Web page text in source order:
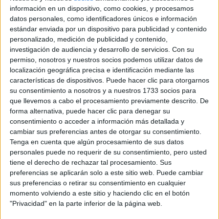
información en un dispositivo, como cookies, y procesamos
datos personales, como identificadores únicos e información
estándar enviada por un dispositivo para publicidad y contenido
personalizado, medición de publicidad y contenido,
investigación de audiencia y desarrollo de servicios. Con su
permiso, nosotros y nuestros socios podemos utilizar datos de
localización geográfica precisa e identificación mediante las
características de dispositivos. Puede hacer clic para otorgarnos
su consentimiento a nosotros y a nuestros 1733 socios para
que llevemos a cabo el procesamiento previamente descrito. De
forma alternativa, puede hacer clic para denegar su
consentimiento o acceder a información más detallada y
cambiar sus preferencias antes de otorgar su consentimiento.
Tenga en cuenta que algún procesamiento de sus datos
personales puede no requerir de su consentimiento, pero usted
tiene el derecho de rechazar tal procesamiento. Sus
preferencias se aplicarán solo a este sitio web. Puede cambiar
sus preferencias o retirar su consentimiento en cualquier
momento volviendo a este sitio y haciendo clic en el botón
"Privacidad" en la parte inferior de la página web.
Presencial
Nota de corte
8,349
Idioma de
enseñanza:
Universitat Rovira i Virgili
Universidad Pública
Web de la facultad:
https://www.fq.urv.cat/ca/
Duración:4,0 años
Precio del primer curso: 1.061 €
Pídeles información ¡GRATIS!
Notas de corte Química por
provincias
Oferta en toda España
Química A Coruña
Química Alicante
Química Almería